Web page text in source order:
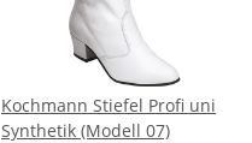
Kochmann Stiefel Profi uni
Synthetik (Modell 07)